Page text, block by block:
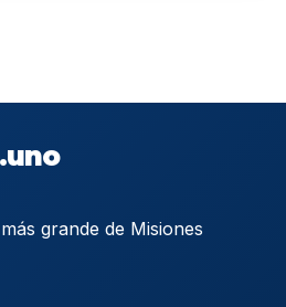
grande de Misiones